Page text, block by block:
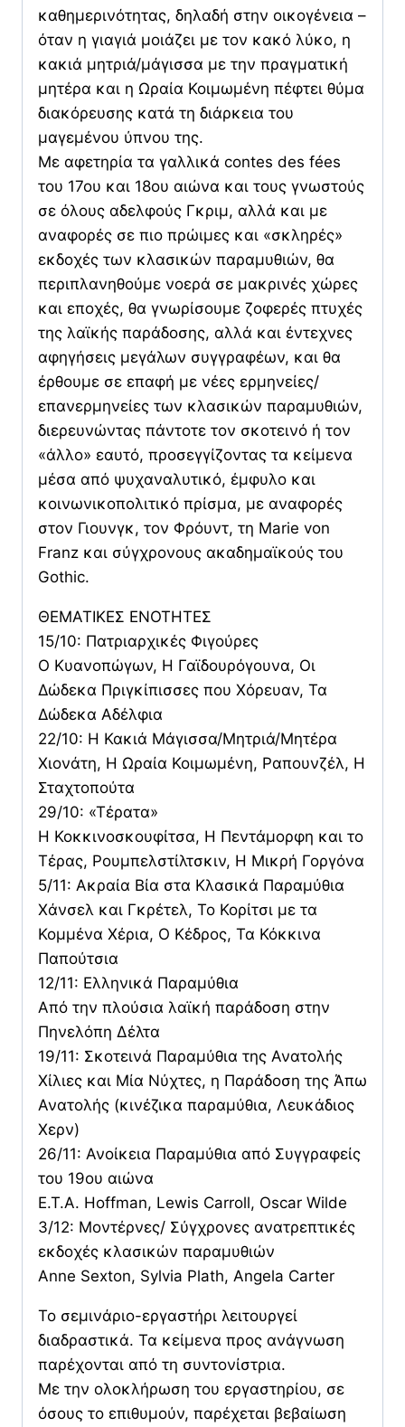
καθημερινότητας, δηλαδή στην οικογένεια –
όταν η γιαγιά μοιάζει με τον κακό λύκο, η
κακιά μητριά/μάγισσα με την πραγματική
μητέρα και η Ωραία Κοιμωμένη πέφτει θύμα
διακόρευσης κατά τη διάρκεια του
μαγεμένου ύπνου της.
Με αφετηρία τα γαλλικά contes des fées
του 17ου και 18ου αιώνα και τους γνωστούς
σε όλους αδελφούς Γκριμ, αλλά και με
αναφορές σε πιο πρώιμες και «σκληρές»
εκδοχές των κλασικών παραμυθιών, θα
περιπλανηθούμε νοερά σε μακρινές χώρες
και εποχές, θα γνωρίσουμε ζοφερές πτυχές
της λαϊκής παράδοσης, αλλά και έντεχνες
αφηγήσεις μεγάλων συγγραφέων, και θα
έρθουμε σε επαφή με νέες ερμηνείες/
επανερμηνείες των κλασικών παραμυθιών,
διερευνώντας πάντοτε τον σκοτεινό ή τον
«άλλο» εαυτό, προσεγγίζοντας τα κείμενα
μέσα από ψυχαναλυτικό, έμφυλο και
κοινωνικοπολιτικό πρίσμα, με αναφορές
στον Γιουνγκ, τον Φρόυντ, τη Marie von
Franz και σύγχρονους ακαδημαϊκούς του
Gothic.
ΘΕΜΑΤΙΚΕΣ ΕΝΟΤΗΤΕΣ
15/10: Πατριαρχικές Φιγούρες
Ο Κυανοπώγων, Η Γαϊδουρόγουνα, Οι
Δώδεκα Πριγκίπισσες που Χόρευαν, Τα
Δώδεκα Αδέλφια
22/10: Η Κακιά Μάγισσα/Μητριά/Μητέρα
Χιονάτη, Η Ωραία Κοιμωμένη, Ραπουνζέλ, Η
Σταχτοπούτα
29/10: «Τέρατα»
Η Κοκκινοσκουφίτσα, Η Πεντάμορφη και το
Τέρας, Ρουμπελστίλτσκιν, Η Μικρή Γοργόνα
5/11: Ακραία Βία στα Κλασικά Παραμύθια
Χάνσελ και Γκρέτελ, Το Κορίτσι με τα
Κομμένα Χέρια, Ο Κέδρος, Τα Κόκκινα
Παπούτσια
12/11: Ελληνικά Παραμύθια
Από την πλούσια λαϊκή παράδοση στην
Πηνελόπη Δέλτα
19/11: Σκοτεινά Παραμύθια της Ανατολής
Χίλιες και Μία Νύχτες, η Παράδοση της Άπω
Ανατολής (κινέζικα παραμύθια, Λευκάδιος
Χερν)
26/11: Ανοίκεια Παραμύθια από Συγγραφείς
του 19ου αιώνα
Ε.Τ.Α. Hoffman, Lewis Carroll, Oscar Wilde
3/12: Μοντέρνες/ Σύγχρονες ανατρεπτικές
εκδοχές κλασικών παραμυθιών
Anne Sexton, Sylvia Plath, Angela Carter
Το σεμινάριο-εργαστήρι λειτουργεί
διαδραστικά. Τα κείμενα προς ανάγνωση
παρέχονται από τη συντονίστρια.
Με την ολοκλήρωση του εργαστηρίου, σε
όσους το επιθυμούν, παρέχεται βεβαίωση